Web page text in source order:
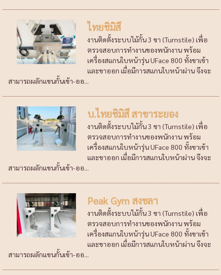
ไทยชิมิสึ
งานติดตั้งระบบไม้กั้น 3 ขา (Turnstile) เพื่อ
ตรวจสอบการทำงานของพนักงาน พร้อม
เครื่องสแกนใบหน้ารุ่น UFace 800 ทั้งขาเข้า
และขาออก เมื่อมีการสแกนใบหน้าผ่าน จึงจะ
สามารถผลักแขนกั้นเข้า-ออ...
บ.ไทยชิมิสึ สาขาระยอง
งานติดตั้งระบบไม้กั้น 3 ขา (Turnstile) เพื่อ
ตรวจสอบการทำงานของพนักงาน พร้อม
เครื่องสแกนใบหน้ารุ่น UFace 800 ทั้งขาเข้า
และขาออก เมื่อมีการสแกนใบหน้าผ่าน จึงจะ
สามารถผลักแขนกั้นเข้า-ออ...
Peak Gym สงขลา
งานติดตั้งระบบไม้กั้น 3 ขา (Turnstile) เพื่อ
ตรวจสอบการทำงานของพนักงาน พร้อม
เครื่องสแกนใบหน้ารุ่น UFace 800 ทั้งขาเข้า
และขาออก เมื่อมีการสแกนใบหน้าผ่าน จึงจะ
สามารถผลักแขนกั้นเข้า-ออ...